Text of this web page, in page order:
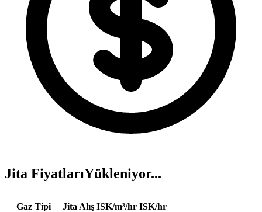
Jita FiyatlarıYükleniyor...
Gaz Tipi Jita Alış ISK/m³/hr ISK/hr